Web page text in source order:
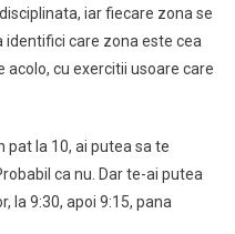
iar fiecare zona se
care zona este cea
acolo, cu exercitii usoare care
pat la 10, ai putea sa te
ca nu. Dar te-ai putea
la 9:30, apoi 9:15, pana